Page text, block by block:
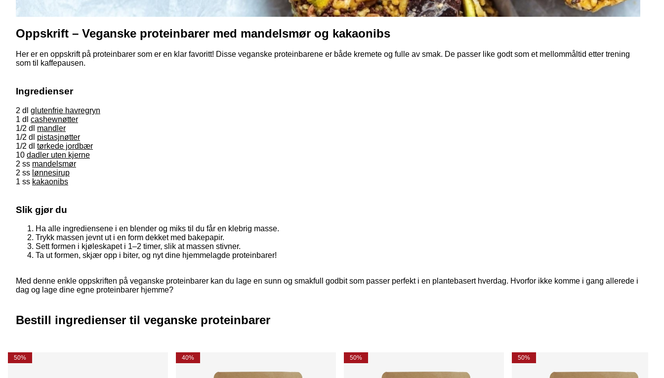
Oppskrift – Veganske proteinbarer med mandelsmør og kakaonibs
Her er en oppskrift på proteinbarer som er en klar favoritt! Disse veganske proteinbarene er både kremete og fulle av smak. De passer like godt som et mellommåltid etter trening
som til kaffepausen.
Ingredienser
2 dl glutenfrie havregryn
1 dl cashewnøtter
1/2 dl mandler
1/2 dl pistasjnøtter
1/2 dl tørkede jordbær
10 dadler uten kjerne
2 ss mandelsmør
2 ss lønnesirup
1 ss kakaonibs
Slik gjør du
Ha alle ingrediensene i en blender og miks til du får en klebrig masse.
Trykk massen jevnt ut i en form dekket med bakepapir.
Sett formen i kjøleskapet i 1–2 timer, slik at massen stivner.
Ta ut formen, skjær opp i biter, og nyt dine hjemmelagde proteinbarer!
Med denne enkle oppskriften på veganske proteinbarer kan du lage en sunn og smakfull godbit som passer perfekt i en plantebasert hverdag. Hvorfor ikke komme i gang allerede i
dag og lage dine egne proteinbarer hjemme?
Bestill ingredienser til veganske proteinbarer
50% 40% 50% 50%